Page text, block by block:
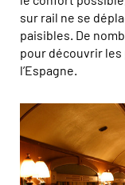
sur rail ne se
paisibles. De
pour découvrir
l’Espagne.